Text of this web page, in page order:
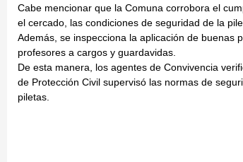
Cabe mencionar que la Comuna corrobora el
el cercado, las condiciones de seguridad de la
Además, se inspecciona la aplicación de buenas
profesores a cargos y guardavidas.
De esta manera, los agentes de Convivencia
de Protección Civil supervisó las normas de
piletas.